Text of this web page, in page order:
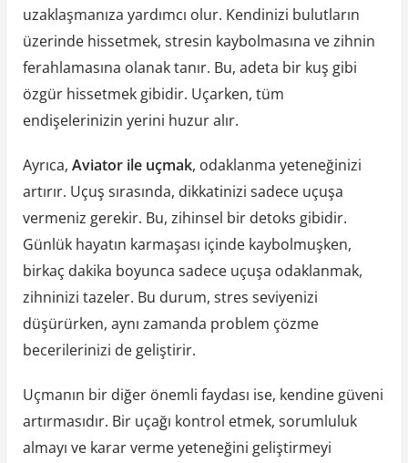
uzaklaşmanıza yardımcı olur. Kendinizi bulutların
üzerinde hissetmek, stresin kaybolmasına ve zihnin
ferahlamasına olanak tanır. Bu, adeta bir kuş gibi
özgür hissetmek gibidir. Uçarken, tüm
endişelerinizin yerini huzur alır.
Ayrıca, Aviator ile uçmak, odaklanma yeteneğinizi
artırır. Uçuş sırasında, dikkatinizi sadece uçuşa
vermeniz gerekir. Bu, zihinsel bir detoks gibidir.
Günlük hayatın karmaşası içinde kaybolmuşken,
birkaç dakika boyunca sadece uçuşa odaklanmak,
zihninizi tazeler. Bu durum, stres seviyenizi
düşürürken, aynı zamanda problem çözme
becerilerinizi de geliştirir.
Uçmanın bir diğer önemli faydası ise, kendine güveni
artırmasıdır. Bir uçağı kontrol etmek, sorumluluk
almayı ve karar verme yeteneğini geliştirmeyi